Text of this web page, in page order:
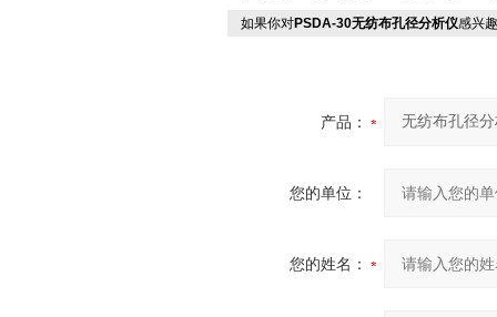
如果你对PSDA-30无纺布孔径分析仪感兴
产品：
您的单位：
您的姓名：